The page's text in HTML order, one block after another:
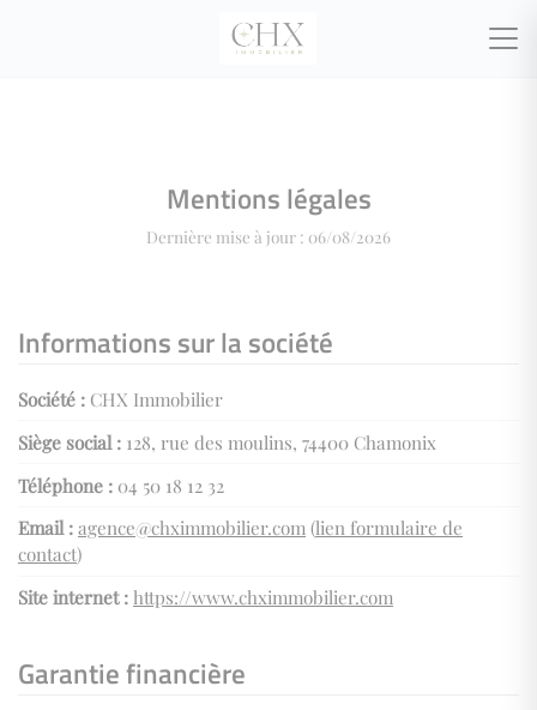
Mentions légales
Dernière mise à jour : 06/08/2026
Informations sur la société
Société : CHX Immobilier
Siège social : 128, rue des moulins, 74400 Chamonix
Téléphone : 04 50 18 12 32
Email : agence@chximmobilier.com (lien formulaire de
contact)
Site internet : https://www.chximmobilier.com
Garantie financière